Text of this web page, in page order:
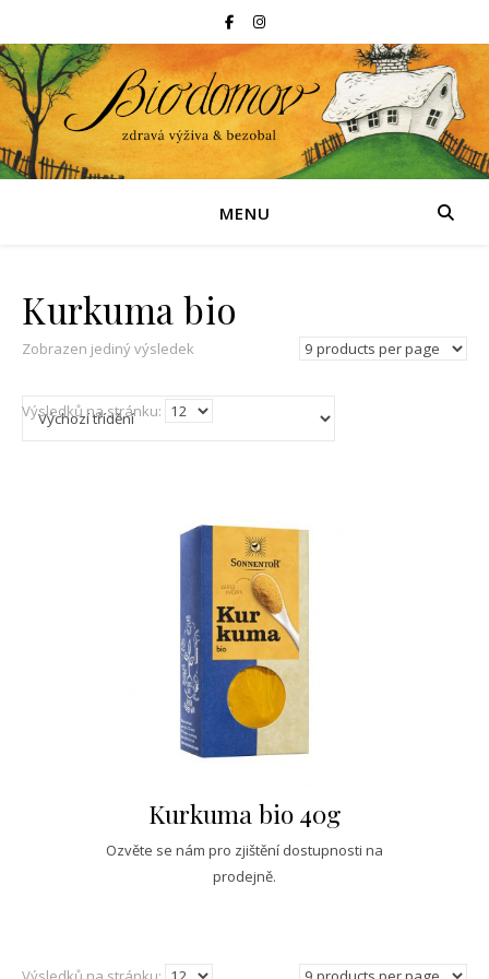
MENU
Kurkuma bio
Zobrazen jediný výsledek
Výsledků na stránku:
Kurkuma bio 40g
Ozvěte se nám pro zjištění dostupnosti na
prodejně.